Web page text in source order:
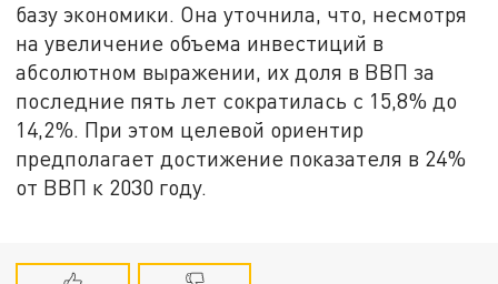
базу экономики. Она уточнила, что, несмотря
на увеличение объема инвестиций в
абсолютном выражении, их доля в ВВП за
последние пять лет сократилась с 15,8% до
14,2%. При этом целевой ориентир
предполагает достижение показателя в 24%
от ВВП к 2030 году.